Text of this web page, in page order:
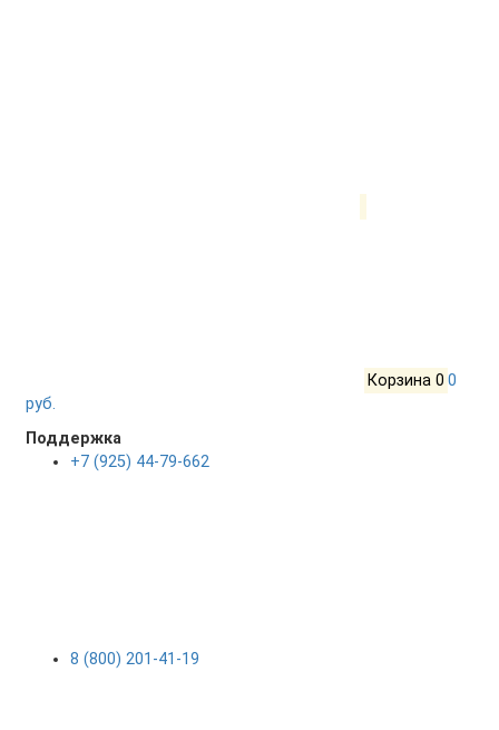
Корзина 0 0
руб.
Поддержка
+7 (925) 44-79-662
8 (800) 201-41-19